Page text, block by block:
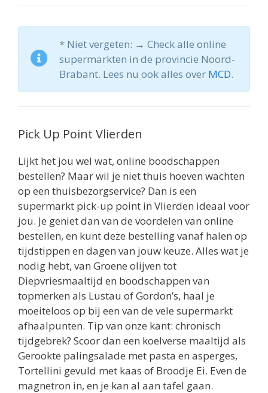
* Niet vergeten: → Check alle online
supermarkten in de provincie Noord-
Brabant. Lees nu ook alles over MCD.
Pick Up Point Vlierden
Lijkt het jou wel wat, online boodschappen
bestellen? Maar wil je niet thuis hoeven wachten
op een thuisbezorgservice? Dan is een
supermarkt pick-up point in Vlierden ideaal voor
jou. Je geniet dan van de voordelen van online
bestellen, en kunt deze bestelling vanaf halen op
tijdstippen en dagen van jouw keuze. Alles wat je
nodig hebt, van Groene olijven tot
Diepvriesmaaltijd en boodschappen van
topmerken als Lustau of Gordon’s, haal je
moeiteloos op bij een van de vele supermarkt
afhaalpunten. Tip van onze kant: chronisch
tijdgebrek? Scoor dan een koelverse maaltijd als
Gerookte palingsalade met pasta en asperges,
Tortellini gevuld met kaas of Broodje Ei. Even de
magnetron in, en je kan al aan tafel gaan.